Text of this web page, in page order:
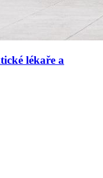
lékaře a